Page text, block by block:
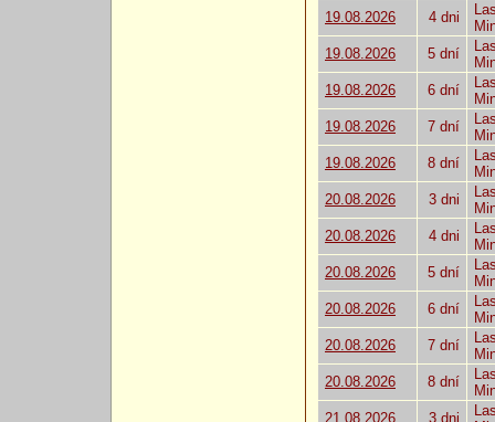
19.08.2026
4 dni
19.08.2026
5 dní
19.08.2026
6 dní
19.08.2026
7 dní
19.08.2026
8 dní
20.08.2026
3 dni
20.08.2026
4 dni
20.08.2026
5 dní
20.08.2026
6 dní
20.08.2026
7 dní
20.08.2026
8 dní
21.08.2026
3 dni